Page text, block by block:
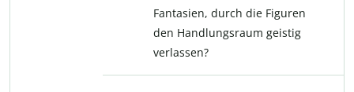
Fantasien, durch die Figuren
den Handlungsraum geistig
verlassen?